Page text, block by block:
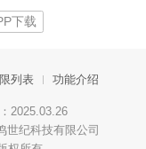
下载
列表 功能介绍
2025.03.26
世纪科技有限公司